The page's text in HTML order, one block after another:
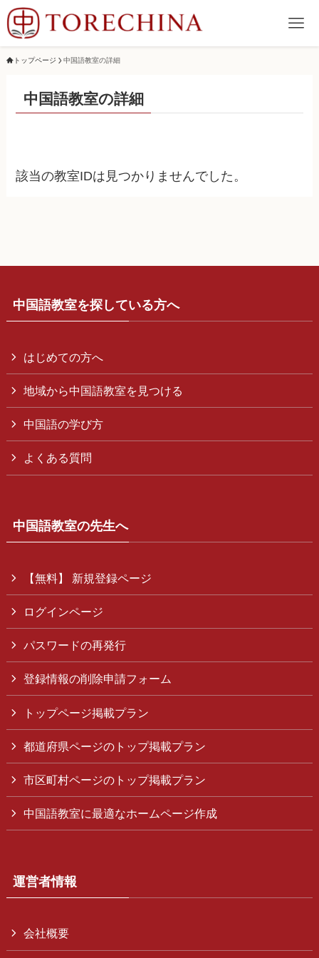
トップページ 中国語教室の詳細
中国語教室の詳細
該当の教室IDは見つかりませんでした。
中国語教室を探している方へ
はじめての方へ
地域から中国語教室を見つける
中国語の学び方
よくある質問
中国語教室の先生へ
【無料】 新規登録ページ
ログインページ
パスワードの再発行
登録情報の削除申請フォーム
トップページ掲載プラン
都道府県ページのトップ掲載プラン
市区町村ページのトップ掲載プラン
中国語教室に最適なホームページ作成
運営者情報
会社概要